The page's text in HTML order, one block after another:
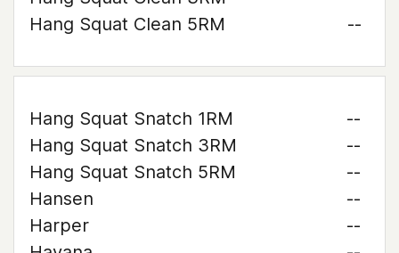
Hang Squat Clean 5RM
--
Hang Squat Snatch 1RM
--
Hang Squat Snatch 3RM
--
Hang Squat Snatch 5RM
--
Hansen
--
Harper
--